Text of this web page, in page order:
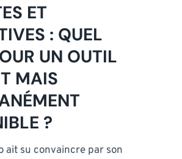
ET
: QUEL
UN OUTIL
MAIS
?
ait su convaincre par son